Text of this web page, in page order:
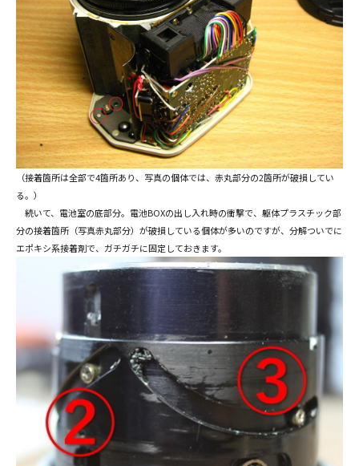
（接着箇所は全部で4箇所あり、写真の個体では、赤丸部分の2箇所が破損してい
る。）
続いて、電池室の底部分。電池BOXの出し入れ時の衝撃で、躯体プラスチック部
分の接着箇所（写真赤丸部分）が破損している個体が多いのですが、分解ついでに
エポキシ系接着剤で、ガチガチに固定しておきます。